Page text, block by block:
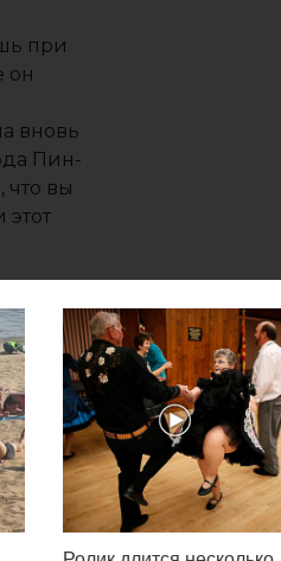
при
он
вновь
Пин-
что вы
этот
будет